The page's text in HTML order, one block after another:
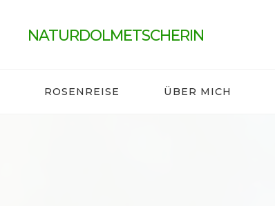
NATURDOLMETSCHERIN
ROSENREISE ÜBER MICH